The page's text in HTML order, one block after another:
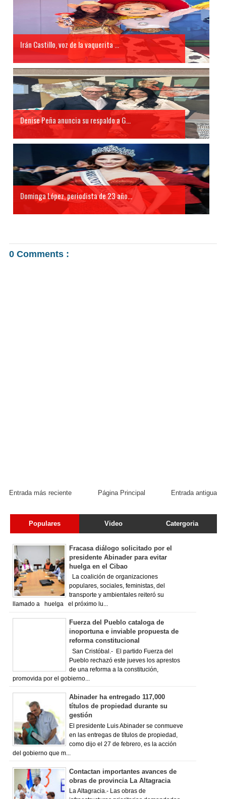
Irán Castillo, voz de la vaquerita ...
Denise Peña anuncia su respaldo a G...
Dominga López, periodista de 23 año...
0 Comments :
Entrada más reciente Entrada antigua
Página Principal
Populares Video Catergoria
Fracasa diálogo solicitado por el
presidente Abinader para evitar
huelga en el Cibao
La coalición de organizaciones
populares, sociales, feministas, del
transporte y ambientales reiteró su
llamado a huelga el próximo lu...
Fuerza del Pueblo cataloga de
inoportuna e inviable propuesta de
reforma constitucional
San Cristóbal.- El partido Fuerza del
Pueblo rechazó este jueves los aprestos
de una reforma a la constitución,
promovida por el gobierno...
Abinader ha entregado 117,000
títulos de propiedad durante su
gestión
El presidente Luis Abinader se conmueve
en las entregas de títulos de propiedad,
como dijo el 27 de febrero, es la acción
del gobierno que m...
Contactan importantes avances de
obras de provincia La Altagracia
La Altagracia.- Las obras de